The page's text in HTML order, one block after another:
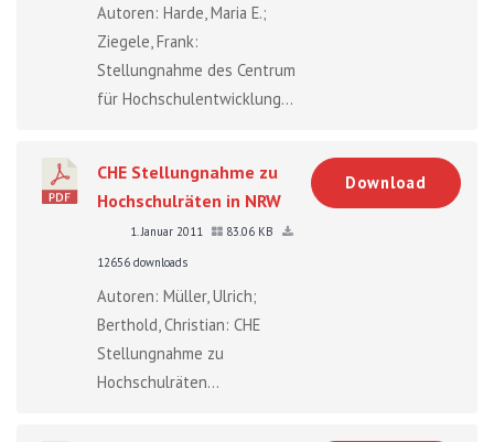
Autoren: Harde, Maria E.;
Ziegele, Frank:
Stellungnahme des Centrum
für Hochschulentwicklung...
CHE Stellungnahme zu
Hochschulräten in NRW
1. Januar 2011
83.06 KB
12656 downloads
Autoren: Müller, Ulrich;
Berthold, Christian: CHE
Stellungnahme zu
Hochschulräten...
Download